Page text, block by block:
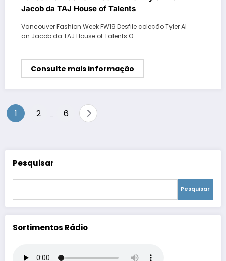
Jacob da TAJ House of Talents
Vancouver Fashion Week FW19 Desfile coleção Tyler Al
an Jacob da TAJ House of Talents O…
Consulte mais informação
Paginação
1 2 6
Pesquisar
Pesquisar
Sortimentos Rádio